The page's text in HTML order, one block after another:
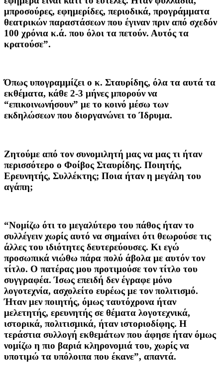
μπροσούρες, εφημερίδες, περιοδικά, προγράμματα
θεατρικών παραστάσεων που έγιναν πριν από σχεδόν
100 χρόνια κ.ά. που όλοι τα πετούν. Αυτός τα
κρατούσε”.
Όπως υπογραμμίζει ο κ. Σταυρίδης, όλα τα αυτά τα
εκθέματα, κάθε 2-3 μήνες μπορούν να
“επικοινωνήσουν” με το κοινό μέσω των
εκδηλώσεων που διοργανώνει το Ίδρυμα.
Ζητούμε από τον συνομιλητή μας να μας τι ήταν
περισσότερο ο Φοίβος Σταυρίδης. Ποιητής,
Ερευνητής, Συλλέκτης; Ποια ήταν η μεγάλη του
αγάπη;
“Νομίζω ότι το μεγαλύτερο του πάθος ήταν το
συλλέγειν χωρίς αυτό να σημαίνει ότι θεωρούσε τις
άλλες του ιδιότητες δευτερεύουσες. Κι εγώ
προσωπικά νιώθω πάρα πολύ άβολα με αυτόν τον
τίτλο. Ο πατέρας μου προτιμούσε τον τίτλο του
συγγραφέα. Ίσως επειδή δεν έγραφε μόνο
λογοτεχνία, ασχολείτο ευρέως με τον πολιτισμό.
Ήταν μεν ποιητής, όμως ταυτόχρονα ήταν
μελετητής, ερευνητής σε θέματα λογοτεχνικά,
ιστορικά, πολιτισμικά, ήταν ιστοριοδίφης. Η
τεράστια συλλογή εκθεμάτων που άφησε ήταν όμως
νομίζω η πιο βαριά κληρονομιά του, χωρίς να
υποτιμώ τα υπόλοιπα που έκανε”, απαντά.